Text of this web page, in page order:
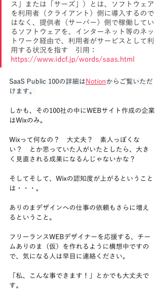
ス」または「サーズ」）とは、ソフトウェア
を利用者（クライアント）側に導入するので
はなく、提供者（サーバー）側で稼働してい
るソフトウェアを、インターネット等のネッ
トワーク経由で、利用者がサービスとして利
用する状況を指す　引用：
https://www.idcf.jp/words/saas.html
SaaS Public 100の詳細はNotionからご覧いただ
けます。
しかも、その100社の中にWEBサイト作成の企業
はWixのみ。
Wixって何なの？　大丈夫？　素人っぽくな
い？　とか思っていた人がいたとしたら、大き
く見直される成果になるんじゃないかな？
そしてそして、Wixの認知度が上がるということ
は・・・。
ありのまデザインへの仕事の依頼もさらに増え
るということ。
フリーランスWEBデザイナーを応援する、チー
ムありのま（仮）を作れるように構想中ですの
で、気になる人は早目に連絡ください。
「私、こんな事できます！」とかでも大丈夫で
す。